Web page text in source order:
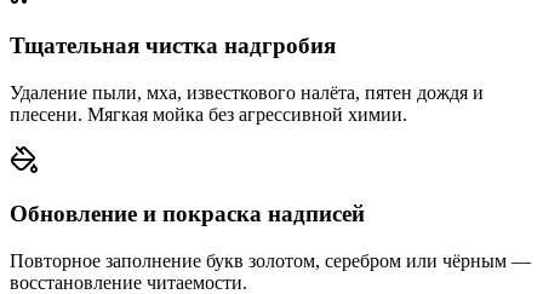
Тщательная чистка надгробия
Удаление пыли, мха, известкового налёта, пятен дождя и
плесени. Мягкая мойка без агрессивной химии.
Обновление и покраска надписей
Повторное заполнение букв золотом, серебром или чёрным —
восстановление читаемости.